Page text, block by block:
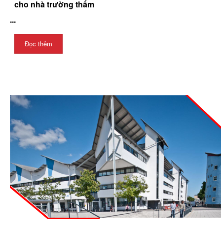
cho nhà trường thẩm
...
Đọc thêm